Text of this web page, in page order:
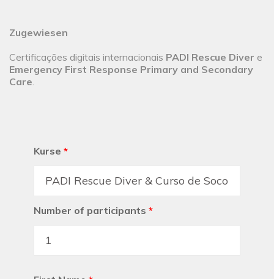
Zugewiesen
Certificações digitais internacionais PADI Rescue Diver e
Emergency First Response Primary and Secondary
Care.
Kurse *
Number of participants *